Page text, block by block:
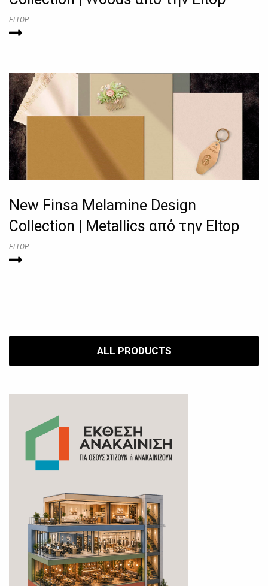
ELTOP
New Finsa Melamine Design
Collection | Metallics από την Eltop
ELTOP
ALL PRODUCTS